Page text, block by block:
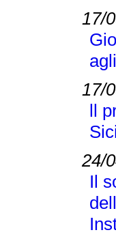
17/
17/
ll
24/
Il